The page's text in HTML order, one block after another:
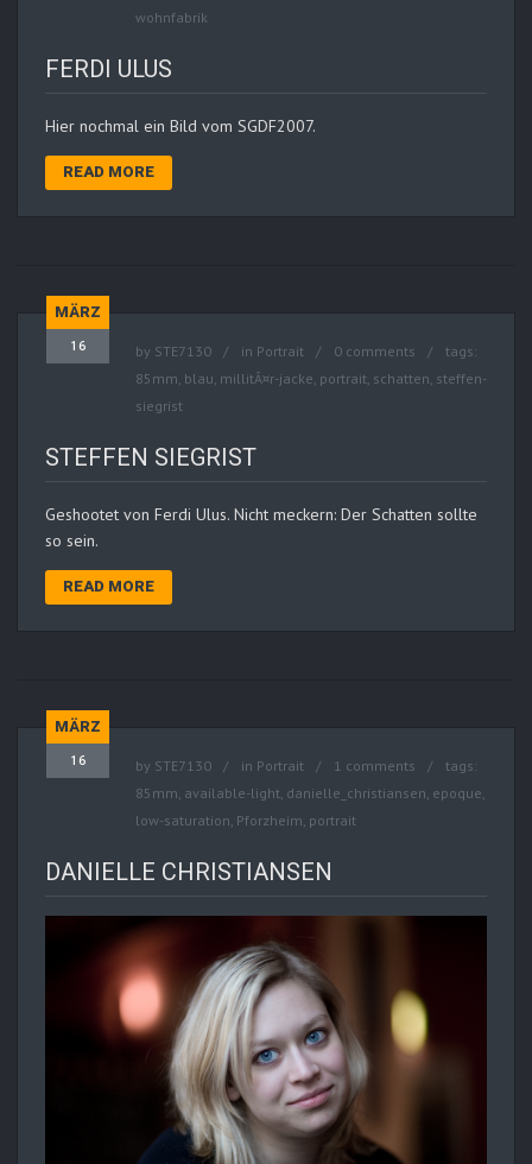
wohnfabrik
FERDI ULUS
Hier nochmal ein Bild vom SGDF2007.
READ MORE
MÄRZ
16 by STE7130 in Portrait 0 comments
tags:
85mm, blau, millitÃ¤r-jacke, portrait, schatten, steffen-
siegrist
STEFFEN SIEGRIST
Geshootet von Ferdi Ulus. Nicht meckern: Der Schatten sollte
so sein.
READ MORE
MÄRZ
16 by STE7130 in Portrait 1 comments
tags:
85mm, available-light, danielle_christiansen, epoque,
low-saturation, Pforzheim, portrait
DANIELLE CHRISTIANSEN